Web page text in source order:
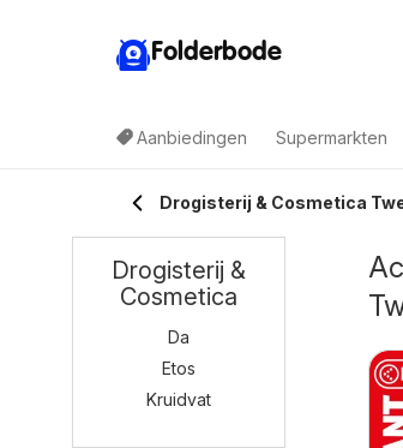
Folderbode
Aanbiedingen Supermarkten
Drogisterij & Cosmetica
Drogisterij &
Cosmetica
Da
Etos
Kruidvat